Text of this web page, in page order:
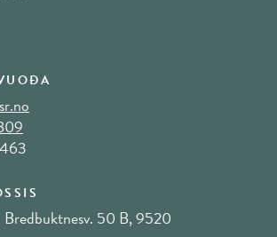
Bredbuktnesv. 50 B, 9520